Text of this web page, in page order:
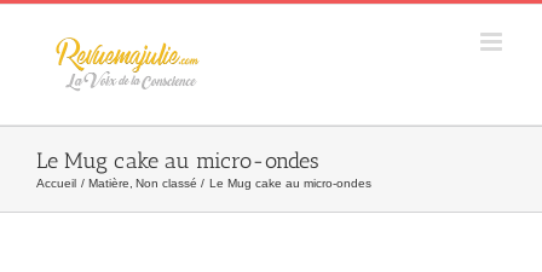
Skip
Le Mug cake au micro-ondes
Accueil Matière Non classé Le Mug cake au micro-ondes